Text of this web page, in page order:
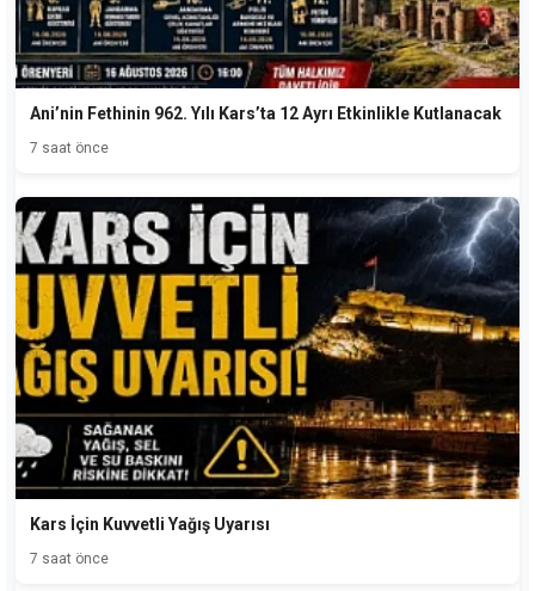
Ani’nin Fethinin 962. Yılı Kars’ta 12 Ayrı Etkinlikle Kutlanacak
7 saat önce
Kars İçin Kuvvetli Yağış Uyarısı
7 saat önce